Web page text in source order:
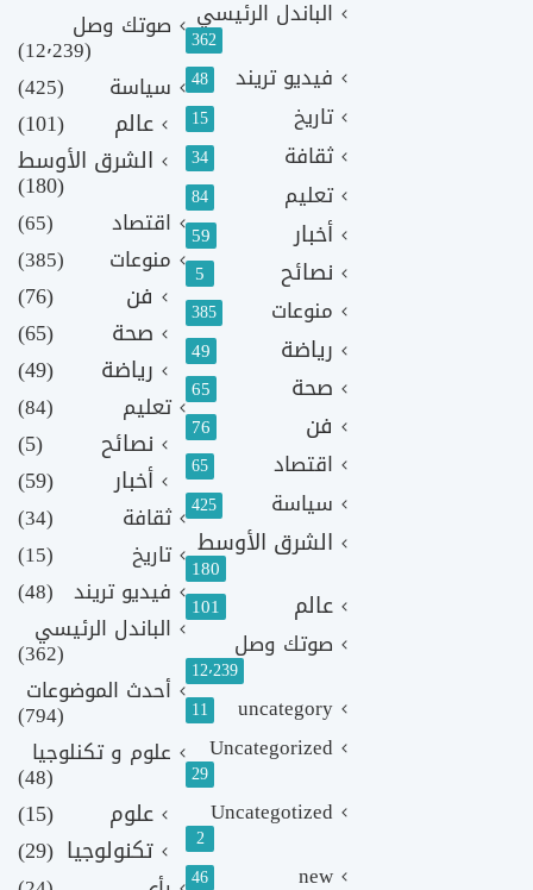
الباندل الرئيسي
362
فيديو تريند 48
تاريخ 15
ثقافة 34
تعليم 84
أخبار 59
نصائح 5
منوعات 385
رياضة 49
صحة 65
فن 76
اقتصاد 65
سياسة 425
الشرق الأوسط
180
عالم 101
صوتك وصل
12٬239
uncategory
11
Uncategorized
29
Uncategotized
2
new
46
صوتك وصل
(12٬239)
سياسة
(425)
عالم
(101)
الشرق الأوسط
(180)
اقتصاد
(65)
منوعات
(385)
فن
(76)
صحة
(65)
رياضة
(49)
تعليم (84)
نصائح
(5)
أخبار
(59)
ثقافة
(34)
تاريخ
(15)
فيديو تريند (48)
الباندل الرئيسي
(362)
أحدث الموضوعات
(794)
علوم و تكنلوجيا
(48)
علوم
(15)
تكنولوجيا (29)